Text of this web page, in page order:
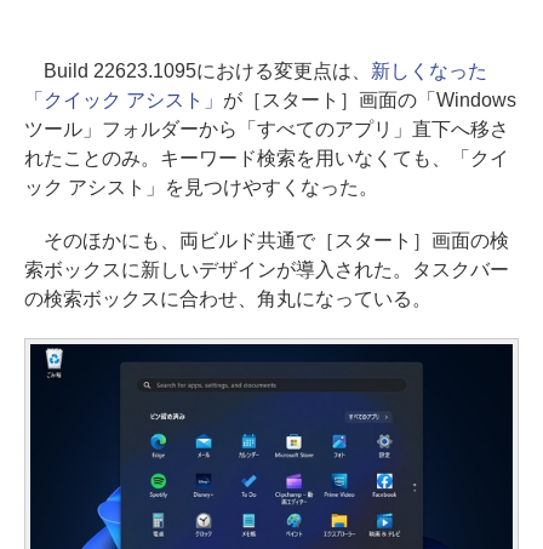
Build 22623.1095における変更点は、 新しくなった
「クイック アシスト」 が［スタート］画面の「Windows
ツール」フォルダーから「すべてのアプリ」直下へ移さ
れたことのみ。キーワード検索を用いなくても、「クイ
ック アシスト」を見つけやすくなった。
そのほかにも、両ビルド共通で［スタート］画面の検
索ボックスに新しいデザインが導入された。タスクバー
の検索ボックスに合わせ、角丸になっている。